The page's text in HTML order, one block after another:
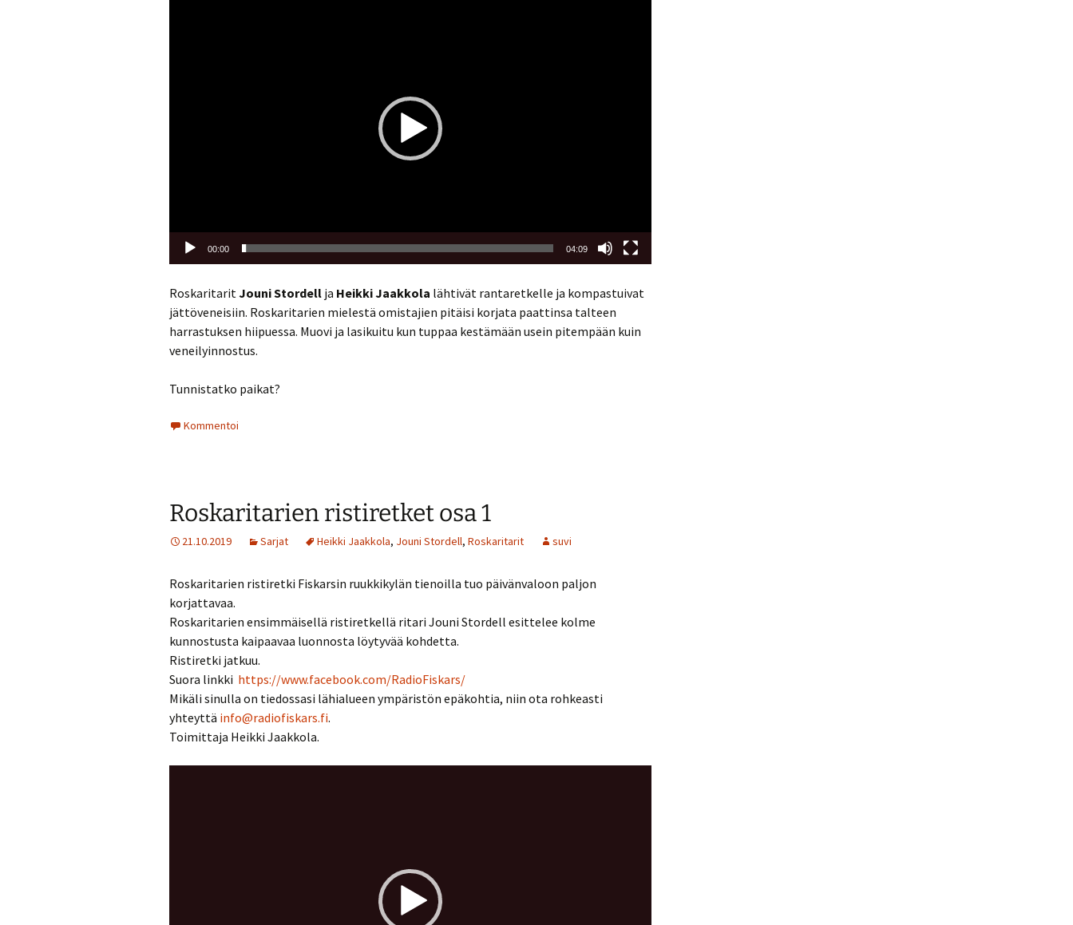
00:00 04:09
Roskaritarit Jouni Stordell ja Heikki Jaakkola lähtivät rantaretkelle ja kompastuivat
jättöveneisiin. Roskaritarien mielestä omistajien pitäisi korjata paattinsa talteen
harrastuksen hiipuessa. Muovi ja lasikuitu kun tuppaa kestämään usein pitempään kuin
veneilyinnostus.
Tunnistatko paikat?
Kommentoi
Roskaritarien ristiretket osa 1
21.10.2019 Sarjat Heikki Jaakkola, Jouni Stordell, Roskaritarit suvi
Roskaritarien ristiretki Fiskarsin ruukkikylän tienoilla tuo päivänvaloon paljon
korjattavaa.
Roskaritarien ensimmäisellä ristiretkellä ritari Jouni Stordell esittelee kolme
kunnostusta kaipaavaa luonnosta löytyvää kohdetta.
Ristiretki jatkuu.
Suora linkki https://www.facebook.com/RadioFiskars/
Mikäli sinulla on tiedossasi lähialueen ympäristön epäkohtia, niin ota rohkeasti
yhteyttä info@radiofiskars.fi.
Toimittaja Heikki Jaakkola.